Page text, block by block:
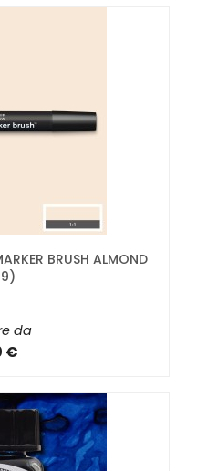
BRUSH ALMOND
da
€